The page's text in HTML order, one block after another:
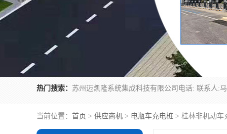
热门搜索：
当前位置： 首页 > 供应商机 > 电瓶车充电桩 > 桂林非机动车